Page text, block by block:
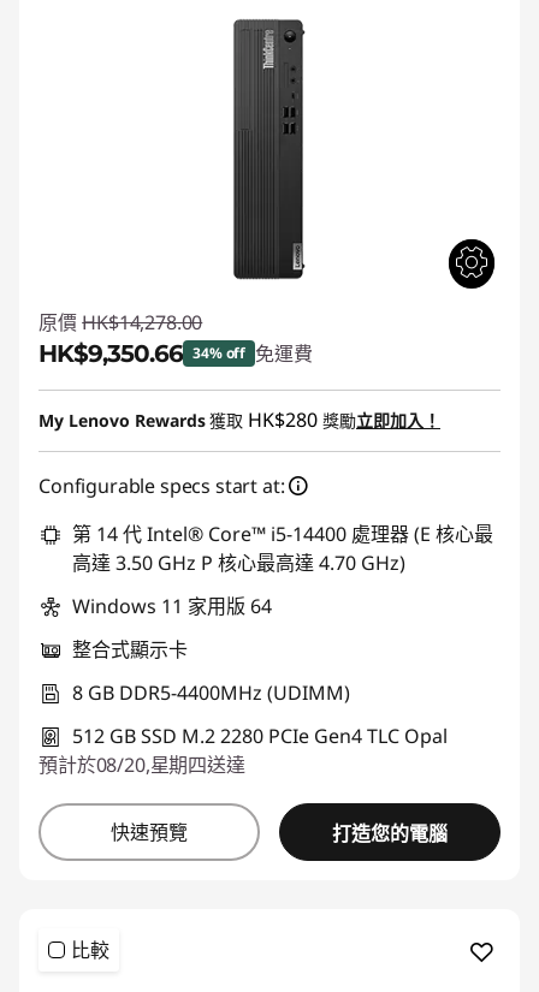
原價 HK$14,278.00
HK$9,350.66 34% off 免運費
即省 :-HK$4,927.34
My Lenovo Rewards獲取 HK$280 獎勵立即加入！
Configurable specs start at:
第 14 代 Intel® Core™ i5-14400 處理器 (E 核心最
高達 3.50 GHz P 核心最高達 4.70 GHz)
Windows 11 家用版 64
整合式顯示卡
8 GB DDR5-4400MHz (UDIMM)
512 GB SSD M.2 2280 PCIe Gen4 TLC Opal
預計於08/20,星期四送達
快速預覽 打造您的電腦
比較